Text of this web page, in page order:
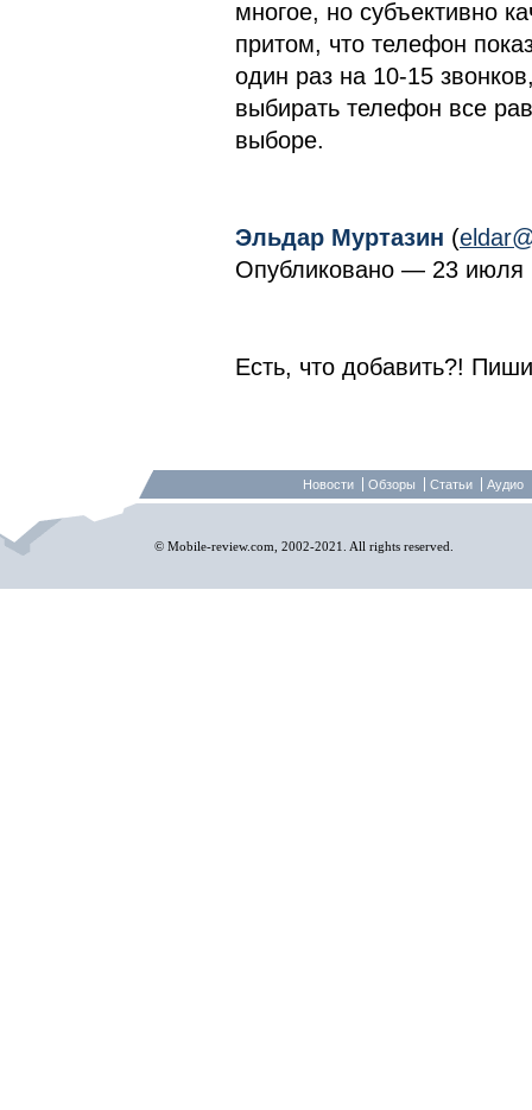
многое, но субъективно
притом, что телефон
один раз на 10-15
выбирать телефон все
выборе.
Эльдар Муртазин (
Опубликовано — 23 июля
Есть, что добавить?!
Новости Обзоры Статьи Аудио
© Mobile-review.com, 2002-2021. All rights reserved.